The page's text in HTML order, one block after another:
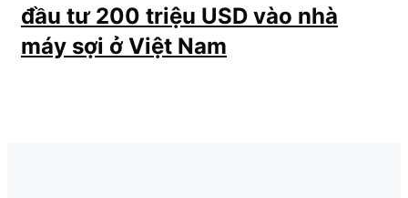
đầu tư 200 triệu USD vào nhà
máy sợi ở Việt Nam